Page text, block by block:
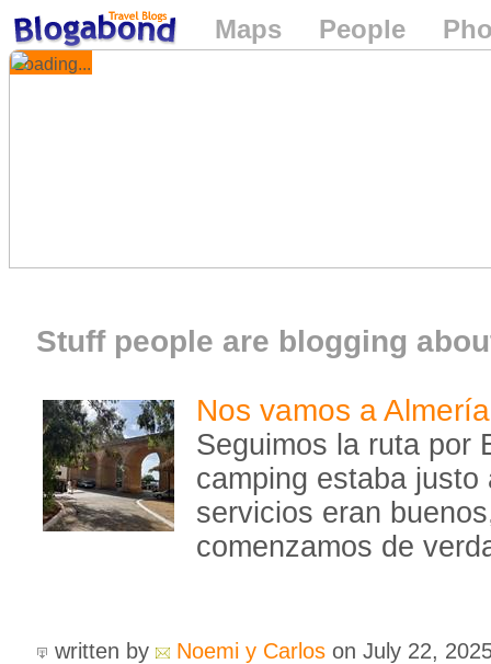
Loading...
Maps People
Stuff people are blogging
Nos vamos a Almería
Seguimos la ruta por
camping estaba
servicios eran
comenzamos de
written by Noemi y Carlos on July 22,